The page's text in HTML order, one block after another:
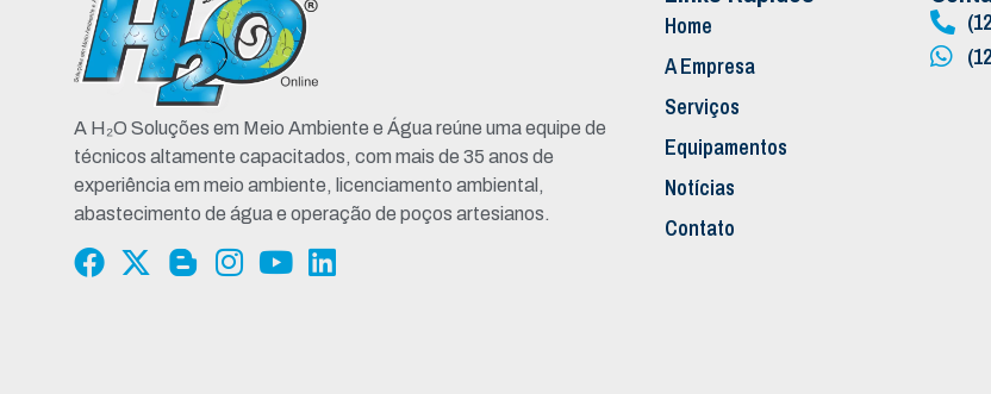
A H₂O Soluções em Meio Ambiente e Água reúne uma equipe de
técnicos altamente capacitados, com mais de 35 anos de
experiência em meio ambiente, licenciamento ambiental,
abastecimento de água e operação de poços artesianos.
Home
A Empresa
Serviços
Equipamentos
Notícias
Contato